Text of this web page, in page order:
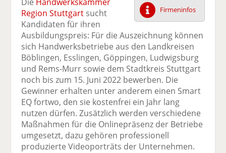
uf
F
ac
e
b
o
o
k
te
il
e
n
wi
tt
er
n
uf
Li
n
k
e
di
n
te
il
e
n
er
E
m
ai
l
v
er
n
e
n
ck
e
n
Firmeninfos
Region Stuttgart sucht
Kandidaten für ihren
Ausbildungspreis: Für die Auszeichnung können
sich Handwerksbetriebe aus den Landkreisen
Böblingen, Esslingen, Göppingen, Ludwigsburg
und Rems-Murr sowie dem Stadtkreis Stuttgart
noch bis zum 15. Juni 2022 bewerben. Die
Gewinner erhalten unter anderem einen Smart
EQ fortwo, den sie kostenfrei ein Jahr lang
nutzen dürfen. Zusätzlich werden verschiedene
Maßnahmen für die Onlinepräsenz der Betriebe
umgesetzt, dazu gehören professionell
produzierte Videoporträts der Unternehmen.